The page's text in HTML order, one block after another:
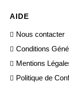
AIDE
Nous contacter
Conditions
Mentions
Politique de